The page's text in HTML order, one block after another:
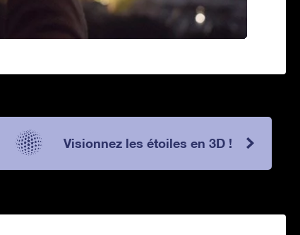
Visionnez les étoiles en 3D !